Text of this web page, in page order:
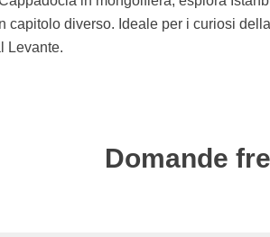
capitolo diverso. Ideale per i curiosi
Levante.
Domande